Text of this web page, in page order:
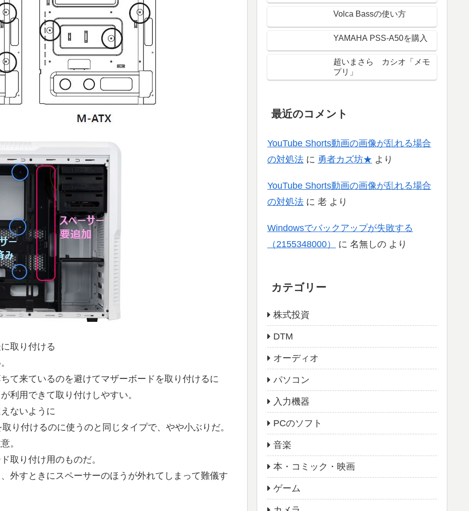
取り付ける
て来ているのを避けてマザーボードを取り付けるに
利用できて取り付けしやすい。
ないように
り付けるのに使うのと同じタイプで、やや小ぶりだ。
。
取り付け用のものだ。
外すときにスペーサーのほうが外れてしまって難儀す
Volca Bassの使い方
YAMAHA PSS-A50を購入
超いまさら カシオ「メモ
プリ」
最近のコメント
YouTube Shorts動画の画像が乱れる場合
の対処法 に 勇者カズ坊★ より
YouTube Shorts動画の画像が乱れる場合
の対処法 に 老 より
Windowsでバックアップが失敗する
（2155348000）
に 名無しの より
カテゴリー
株式投資
DTM
オーディオ
パソコン
入力機器
PCのソフト
音楽
本・コミック・映画
ゲーム